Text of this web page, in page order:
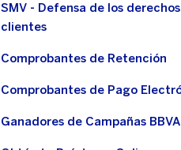
SMV - Defensa de los
clientes
Comprobantes de Retención
Comprobantes de Pago
Ganadores de Campañas BBVA